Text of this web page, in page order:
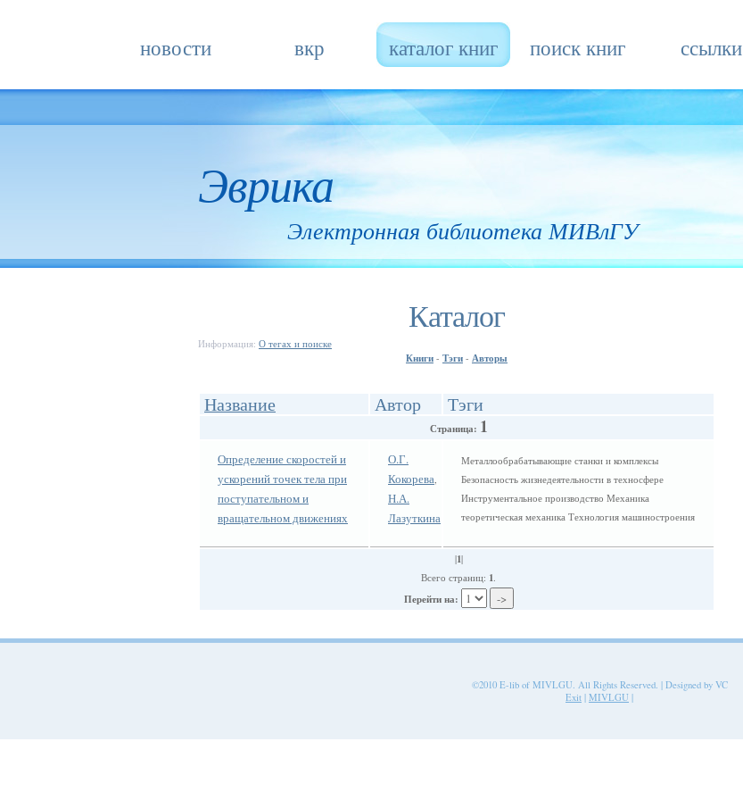
новости вкр каталог книг поиск книг ссылки
Эврика
Электронная библиотека МИВлГУ
Каталог
Информация: О тегах и поиске
Книги - Тэги - Авторы
Название Автор Тэги
Страница: 1
Определение скоростей и
ускорений точек тела при
поступательном и
вращательном движениях
О.Г.
Кокорева,
Н.А.
Лазуткина
Металлообрабатывающие станки и комплексы
Безопасность жизнедеятельности в техносфере
Инструментальное производство Механика
теоретическая механика Технология машиностроения
|1|
Всего страниц: 1.
Перейти на:
©2010 E-lib of MIVLGU. All Rights Reserved. | Designed by VC
Exit | MIVLGU |